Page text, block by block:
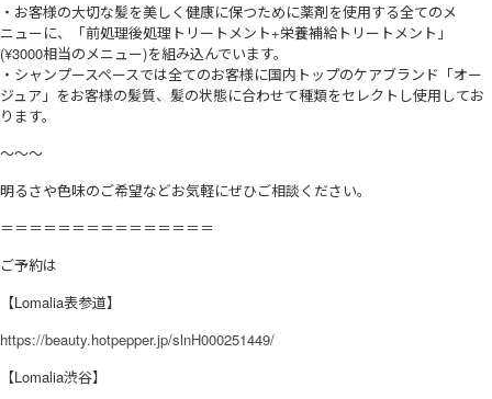
・お客様の大切な髪を美しく健康に保つために薬剤を使用する全てのメ
ニューに、「前処理後処理トリートメント+栄養補給トリートメント」
(¥3000相当のメニュー)を組み込んでいます。
・シャンプースペースでは全てのお客様に国内トップのケアブランド「オー
ジュア」をお客様の髪質、髪の状態に合わせて種類をセレクトし使用してお
ります。
〜〜〜
明るさや色味のご希望などお気軽にぜひご相談ください。
＝＝＝＝＝＝＝＝＝＝＝＝＝＝＝
ご予約は
【Lomalia表参道】
https://beauty.hotpepper.jp/slnH000251449/
【Lomalia渋谷】